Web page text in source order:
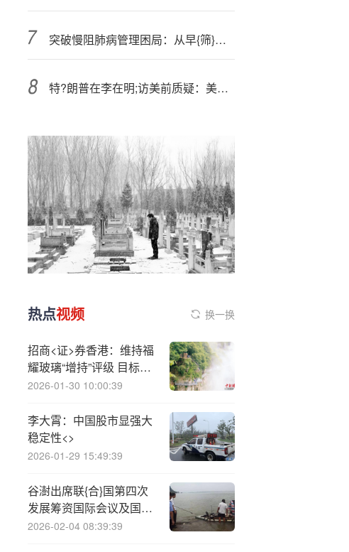
突破慢阻肺病管理困局：从早{筛}早诊到急性加重预防的全程优化
特?朗普在李在明;访美前质疑：美国是否可以在韩国“做生意”
热点视频 换一换
招商<证>券香港：维持福
耀玻璃“增持”评级 目标价
86港元
2026-01-30 10:00:39
李大霄：中国股市显强大
稳定性<>
2026-01-29 15:49:39
谷澍出席联{合}国第四次
发展筹资国际会议及国际
商业论坛
2026-02-04 08:39:39